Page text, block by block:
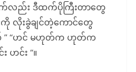
က်လည်း ဒီထက်ပိုကြီးတာတွေ
လိုးခွဲချင်တဲ့ကောင်တွေ
မယ် ” “ဟင် မဟုတ်က ဟုတ်က
ဟင်း “။